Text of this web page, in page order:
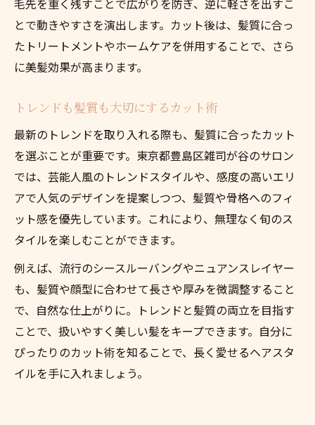
とで動きやすさを演出します。カット後は、髪質に合っ
たトリートメントやホームケアを併用することで、さら
に美髪効果が高まります。
トレンドも髪質も大切にするカット術
最新のトレンドを取り入れる際も、髪質に合ったカット
を選ぶことが重要です。東京都豊島区雑司が谷のサロン
では、芸能人風のトレンドスタイルや、感度の高いエリ
アで人気のデザインを提案しつつ、髪質や骨格へのフィ
ット感を優先しています。これにより、無理なく旬のス
タイルを楽しむことができます。
例えば、流行のシースルーバングやニュアンスレイヤー
も、髪質や顔型に合わせて長さや厚みを微調整すること
で、自然な仕上がりに。トレンドと髪質の両立を目指す
ことで、扱いやすく美しい髪をキープできます。自分に
ぴったりのカット術を知ることで、長く愛せるヘアスタ
イルを手に入れましょう。